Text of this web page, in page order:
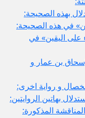
بهذه الصحيحة:
في هذه الصحيحة:
على اليقين» في
إسحاق بن عمار و
بهاتين الروايتين:
المذكورة: